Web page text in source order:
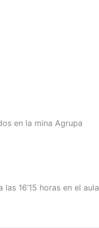
en la mina Agrupa
16’15 horas en el aula